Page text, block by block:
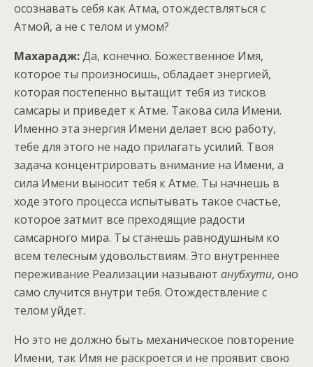
осознавать себя как Атма, отождествляться с
Атмой, а не с телом и умом?
Махарадж:Да, конечно. Божественное Имя,
которое ты произносишь, обладает энергией,
которая постепенно вытащит тебя из тисков
самсары и приведет к Атме. Такова сила Имени.
Именно эта энергия Имени делает всю работу,
тебе для этого не надо прилагать усилий. Твоя
задача концентрировать внимание на Имени, а
сила Имени выносит тебя к Атме. Ты начнешь в
ходе этого процесса испытывать такое счастье,
которое затмит все преходящие радости
самсарного мира. Ты станешь равнодушным ко
всем телесным удовольствиям. Это внутреннее
переживание Реализации называют анубхути, оно
само случится внутри тебя. Отождествление с
телом уйдет.
Но это не должно быть механическое повторение
Имени, так Имя не раскроется и не проявит свою